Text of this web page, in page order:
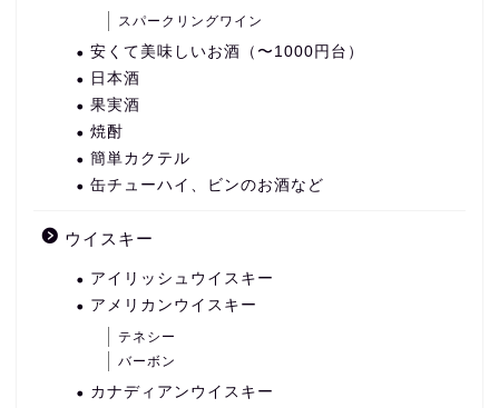
スパークリングワイン
安くて美味しいお酒（〜1000円台）
日本酒
果実酒
焼酎
簡単カクテル
缶チューハイ、ビンのお酒など
ウイスキー
アイリッシュウイスキー
アメリカンウイスキー
テネシー
バーボン
カナディアンウイスキー